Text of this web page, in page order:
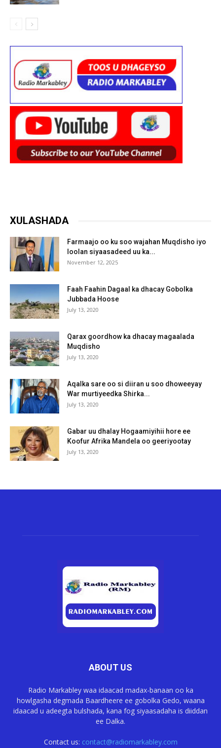
XULASHADA
Farmaajo oo ku soo wajahan Muqdisho iyo
loolan siyaasadeed uu ka...
November 12, 2025
Faah Faahin Dagaal ka dhacay Gobolka
Jubbada Hoose
July 13, 2020
Qarax goordhow ka dhacay magaalada
Muqdisho
July 13, 2020
Aqalka sare oo si diiran u soo dhoweeyay
War murtiyeedka Shirka...
July 13, 2020
Gabar uu dhalay Hogaamiyihii hore ee
Koofur Afrika Mandela oo geeriyootay
July 13, 2020
ABOUT US
Radio Markabley waa idaacad madax-banaan oo ka
howlgasha degmada Baardheere ee gobolka Gedo, waana
idaacad u adeegta bulshada, kana fog siyaasadaha is diiddan
ee Dalka.
Contact us: contact@radiomarkabley.com